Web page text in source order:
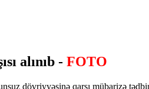
alınıb - FOTO
dövriyyəsinə qarşı mübarizə